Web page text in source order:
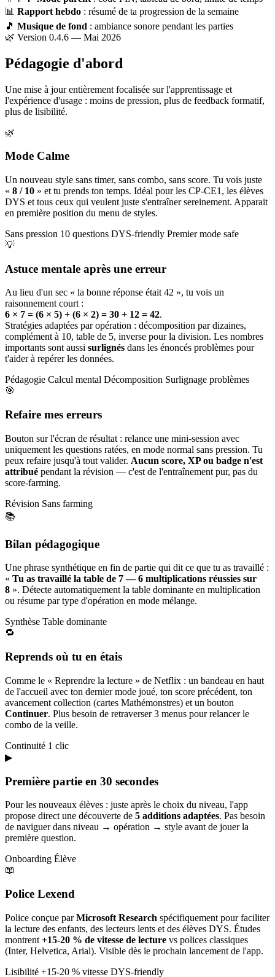
📊 Rapport hebdo : résumé de ta progression de la semaine
🎵 Musique de fond : ambiance sonore pendant les parties
🌿 Version 0.4.6 — Mai 2026
Pédagogie d'abord
Une mise à jour entièrement focalisée sur l'apprentissage et
l'expérience d'usage : moins de pression, plus de feedback formatif,
plus de lisibilité.
🌿
Mode Calme
Un nouveau style sans timer, sans combo, sans score. Tu vois juste
« 8 / 10 » et tu prends ton temps. Idéal pour les CP-CE1, les élèves
DYS et tous ceux qui veulent juste s'entraîner sereinement. Apparait
en première position du menu de styles.
Sans pression 10 questions DYS-friendly Premier mode safe
💡
Astuce mentale après une erreur
Au lieu d'un sec « la bonne réponse était 42 », tu vois un
raisonnement court :
6 × 7 = (6 × 5) + (6 × 2) = 30 + 12 = 42.
Stratégies adaptées par opération : décomposition par dizaines,
complément à 10, table de 5, inverse pour la division. Les nombres
importants sont aussi surlignés dans les énoncés problèmes pour
t'aider à repérer les données.
Pédagogie Calcul mental Décomposition Surlignage problèmes
🎯
Refaire mes erreurs
Bouton sur l'écran de résultat : relance une mini-session avec
uniquement les questions ratées, en mode normal sans pression. Tu
peux refaire jusqu'à tout valider. Aucun score, XP ou badge n'est
attribué pendant la révision — c'est de l'entraînement pur, pas du
score-farming.
Révision Sans farming
📚
Bilan pédagogique
Une phrase synthétique en fin de partie qui dit ce que tu as travaillé :
« Tu as travaillé la table de 7 — 6 multiplications réussies sur
8 ». Détecte automatiquement la table dominante en multiplication
ou résume par type d'opération en mode mélange.
Synthèse Table dominante
🔁
Reprends où tu en étais
Comme le « Reprendre la lecture » de Netflix : un bandeau en haut
de l'accueil avec ton dernier mode joué, ton score précédent, ton
avancement collection (cartes Mathémonstres) et un bouton
Continuer. Plus besoin de retraverser 3 menus pour relancer le
combo de la veille.
Continuité 1 clic
▶
Première partie en 30 secondes
Pour les nouveaux élèves : juste après le choix du niveau, l'app
propose direct une découverte de 5 additions adaptées. Pas besoin
de naviguer dans niveau → opération → style avant de jouer la
première question.
Onboarding Élève
📖
Police Lexend
Police conçue parMicrosoft Research spécifiquement pour faciliter
la lecture des enfants, des lecteurs lents et des élèves DYS. Études
montrent +15-20 % de vitesse de lecture vs polices classiques
(Inter, Helvetica, Arial). Visible dès le prochain lancement de l'app.
Lisibilité +15-20 % vitesse DYS-friendly